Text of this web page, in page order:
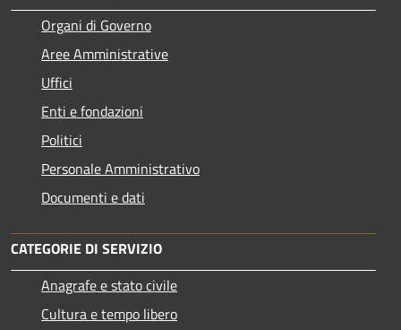
Organi di Governo
Aree Amministrative
Uffici
Enti e fondazioni
Politici
Personale Amministrativo
Documenti e dati
CATEGORIE DI SERVIZIO
Anagrafe e stato civile
Cultura e tempo libero